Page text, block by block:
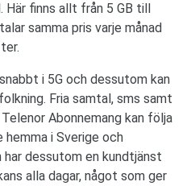
finns allt från 5 GB till
samma pris varje månad
i 5G och dessutom kan
Fria samtal, sms samt
Abonnemang kan följa
hemma i Sverige och
dessutom en kundtjänst
alla dagar, något som ger